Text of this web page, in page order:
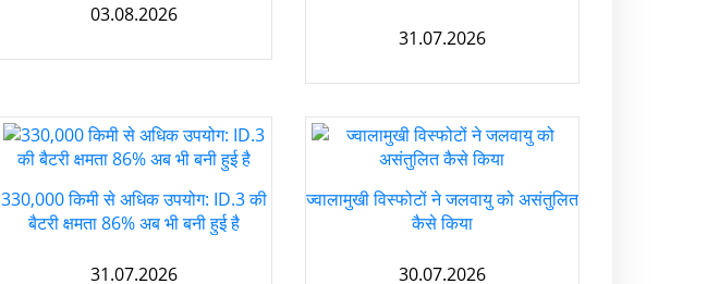
03.08.2026
31.07.2026
330,000 किमी से अधिक उपयोग: ID.3 की
बैटरी क्षमता 86% अब भी बनी हुई है
31.07.2026
ज्वालामुखी विस्फोटों ने जलवायु को असंतुलित
कैसे किया
30.07.2026